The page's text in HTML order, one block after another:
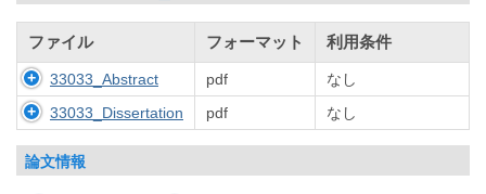
ファイル フォーマット 利用条件
33033_Abstract pdf
なし
33033_Dissertation
pdf なし
論文情報